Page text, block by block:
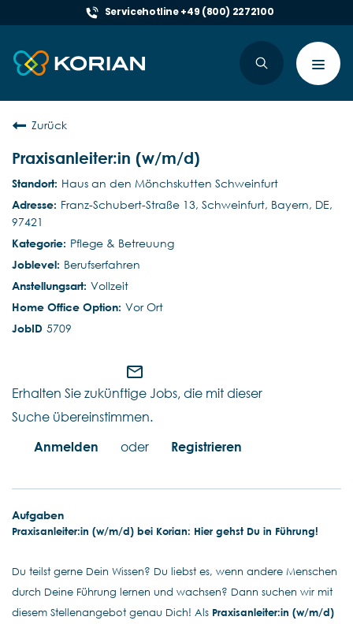
Servicehotline +49 (800) 2272100
Zurück
Praxisanleiter:in (w/m/d)
Haus an den Mönchskutten Schweinfurt
Franz-Schubert-Straße 13, Schweinfurt, Bayern, DE,
97421
Pflege & Betreuung
Berufserfahren
Vollzeit
Vor Ort
5709
mail_outline
Erhalten Sie zukünftige Jobs, die mit dieser
Suche übereinstimmen.
Anmelden
oder Registrieren
Aufgaben
Praxisanleiter:in (w/m/d) bei Korian: Hier gehst Du in Führung!
Du teilst gerne Dein Wissen? Du liebst es, wenn andere Menschen
durch Deine Führung lernen und wachsen? Dann suchen wir mit
diesem Stellenangebot genau Dich! Als Praxisanleiter:in (w/m/d)